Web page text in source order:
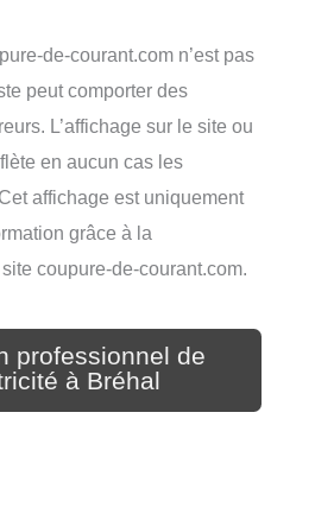
de-courant.com n’est pas
peut comporter des
L’affichage sur le site ou
en aucun cas les
affichage est uniquement
grâce à la
coupure-de-courant.com.
professionnel de
à Bréhal